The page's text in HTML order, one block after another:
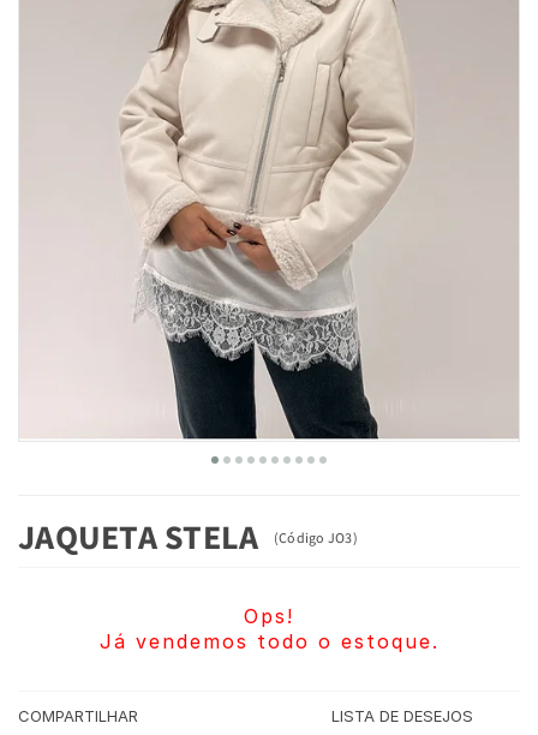
JAQUETA STELA (Código JO3)
Ops!
Já vendemos todo o estoque.
COMPARTILHAR LISTA DE DESEJOS